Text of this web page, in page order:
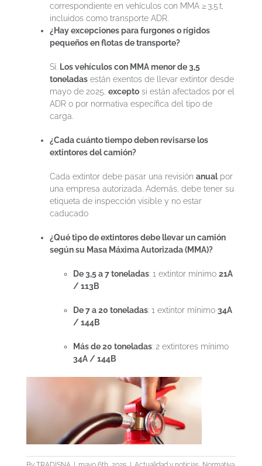
correspondiente en vehículos con MMA ≥ 3,5 t,
incluidos como transporte ADR.
¿Hay excepciones para furgones o rígidos
pequeños en flotas de transporte?
Sí. Los vehículos con MMA menor de 3,5
toneladasestán exentos de llevar extintor desde
mayo de 2025, exceptosi están afectados por el
ADR o por normativa específica del tipo de
carga.
¿Cada cuánto tiempo deben revisarse los
extintores del camión?
Cada extintor debe pasar una revisión anualpor
una empresa autorizada. Además, debe tener su
etiqueta de inspección visible y no estar
caducado
¿Qué tipo de extintores debe llevar un camión
según su Masa Máxima Autorizada (MMA)?
De 3,5 a 7 toneladas: 1 extintor mínimo 21A
/ 113B
De 7 a 20 toneladas: 1 extintor mínimo 34A
/ 144B
Más de 20 toneladas: 2 extintores mínimo
34A / 144B